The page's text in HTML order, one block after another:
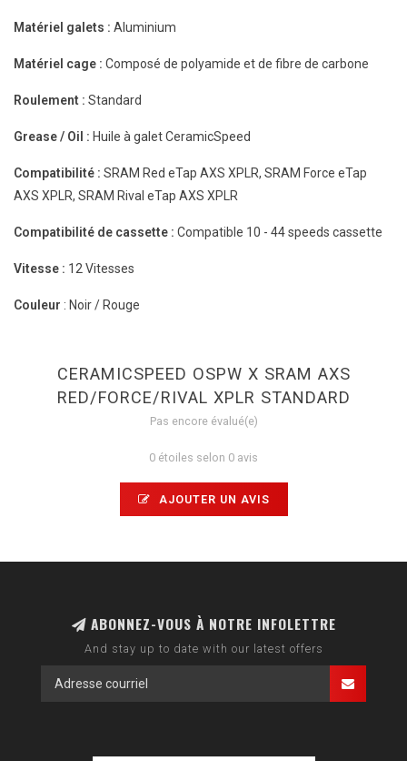
Matériel galets : Aluminium
Matériel cage : Composé de polyamide et de fibre de carbone
Roulement : Standard
Grease / Oil : Huile à galet CeramicSpeed
Compatibilité : SRAM Red eTap AXS XPLR, SRAM Force eTap
AXS XPLR, SRAM Rival eTap AXS XPLR
Compatibilité de cassette : Compatible 10 - 44 speeds cassette
Vitesse : 12 Vitesses
Couleur : Noir / Rouge
CERAMICSPEED OSPW X SRAM AXS
RED/FORCE/RIVAL XPLR STANDARD
Pas encore évalué(e)
0 étoiles selon 0 avis
AJOUTER UN AVIS
ABONNEZ-VOUS À NOTRE INFOLETTRE
And stay up to date with our latest offers